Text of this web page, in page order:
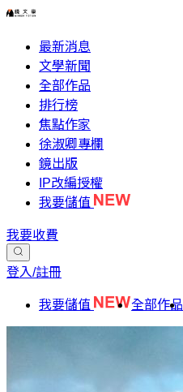
最新消息
文學新聞
全部作品
排行榜
焦點作家
徐淑卿專欄
鏡出版
IP改編授權
我要儲值
我要收費
登入/註冊
我要儲值 全部作品